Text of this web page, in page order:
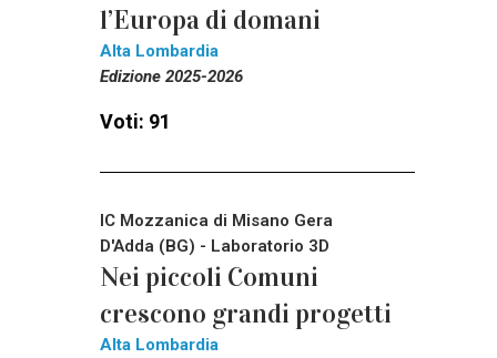
l’Europa di domani
Alta Lombardia
Edizione 2025-2026
Voti: 91
IC Mozzanica di Misano Gera
D'Adda (BG) - Laboratorio 3D
Nei piccoli Comuni
crescono grandi progetti
Alta Lombardia